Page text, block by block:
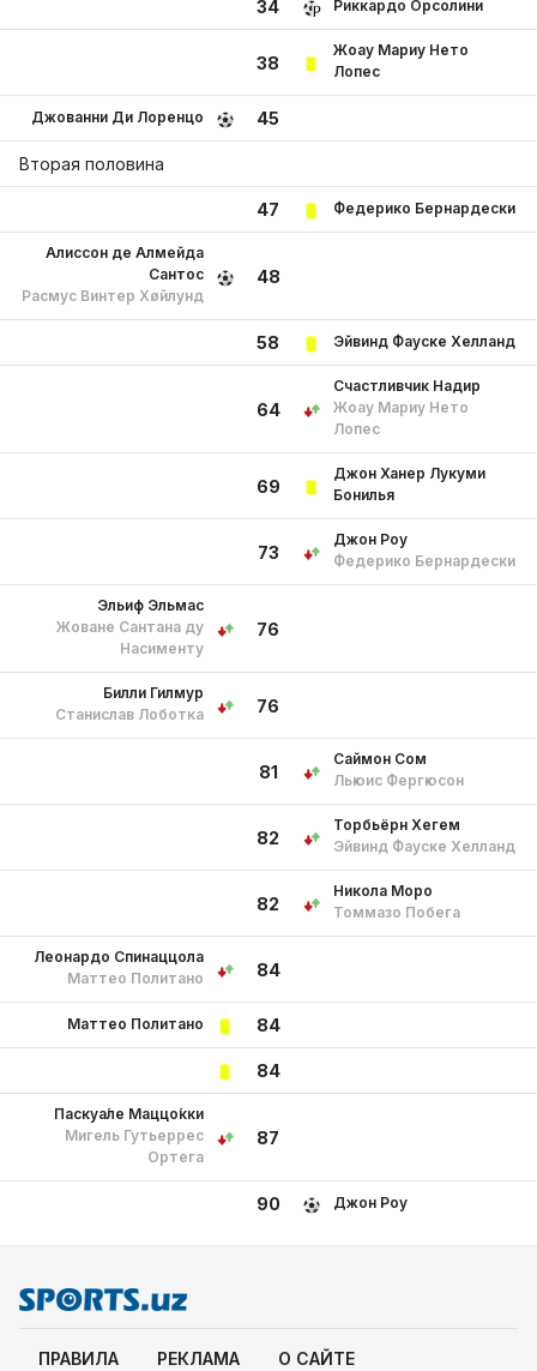
34 Риккардо Орсолини
38
Жоау Мариу Нето
Лопес
45
Джованни Ди Лоренцо
Вторая половина
47 Федерико Бернардески
48
Алиссон де Алмейда
Сантос
Расмус Винтер Хøйлунд
58 Эйвинд Фауске Хелланд
64
Счастливчик Надир
Жоау Мариу Нето
Лопес
69
Джон Ханер Лукуми
Бонилья
73
Джон Роу
Федерико Бернардески
76
Эльиф Эльмас
Жоване Сантана ду
Насименту
76
Билли Гилмур
Станислав Лоботка
81
Саймон Сом
Льюис Фергюсон
82
Торбьёрн Хегем
Эйвинд Фауске Хелланд
82
Никола Моро
Томмазо Побега
84
Леонардо Спинаццола
Маттео Политано
84
Маттео Политано
84
87
Паскуа́ле Маццо́кки
Мигель Гутьеррес
Ортега
90 Джон Роу
ПРАВИЛА РЕКЛАМА О САЙТЕ